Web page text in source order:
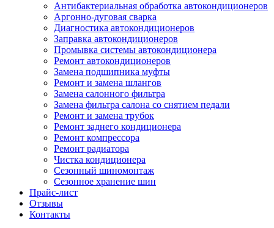
Антибактериальная обработка автокондиционеров
Аргонно-дуговая сварка
Диагностика автокондиционеров
Заправка автокондиционеров
Промывка системы автокондиционера
Ремонт автокондиционеров
Замена подшипника муфты
Ремонт и замена шлангов
Замена салонного фильтра
Замена фильтра салона со снятием педали
Ремонт и замена трубок
Ремонт заднего кондиционера
Ремонт компрессора
Ремонт радиатора
Чистка кондиционера
Сезонный шиномонтаж
Сезонное хранение шин
Прайс-лист
Отзывы
Контакты